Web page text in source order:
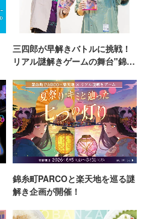
三四郎が早解きバトルに挑戦！
リアル謎解きゲームの舞台"錦糸
錦糸町PARCOと楽天地を巡る謎
解き企画が開催！